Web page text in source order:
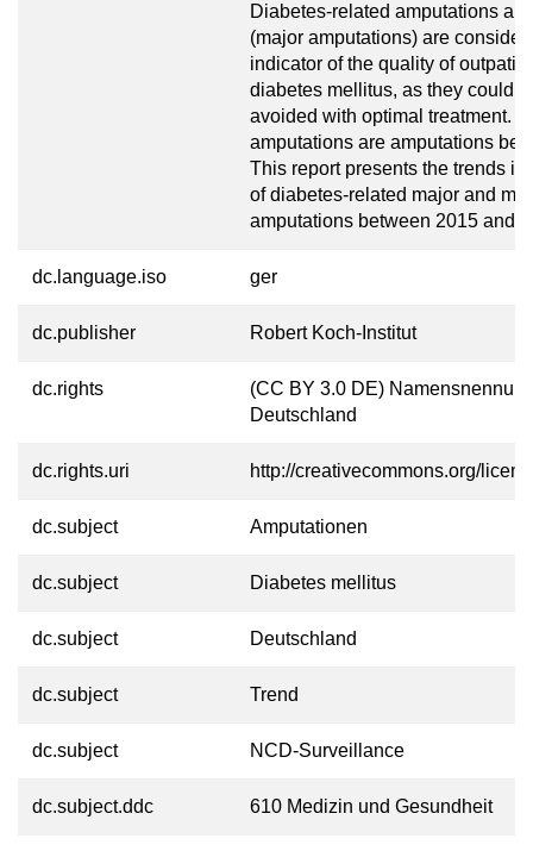
Diabetes-related amputations
(major amputations) are
indicator of the quality of
diabetes mellitus, as they could
avoided with optimal treatment.
amputations are amputations
This report presents the trends in
of diabetes-related major and
amputations between 2015 and
dc.language.iso ger
dc.publisher Robert Koch-Institut
dc.rights
(CC BY 3.0 DE)
Deutschland
dc.rights.uri http://creativecommons.org/
dc.subject Amputationen
dc.subject Diabetes mellitus
dc.subject Deutschland
dc.subject Trend
dc.subject NCD-Surveillance
dc.subject.ddc 610 Medizin und Gesundheit